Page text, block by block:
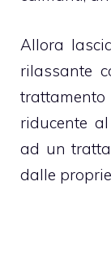
Allora
rilassante
riducente al
ad un
dalle